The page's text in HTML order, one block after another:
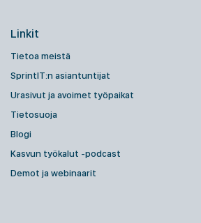
Linkit
Tietoa meistä
SprintIT:n asiantuntijat
Urasivut ja avoimet työpaikat
Tietosuoja
Blogi
Kasvun työkalut -podcast
Demot ja webinaarit